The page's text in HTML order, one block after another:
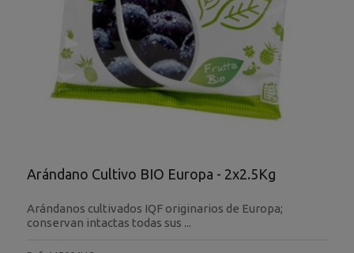
Arándano Cultivo BIO Europa - 2x2.5Kg
Arándanos cultivados IQF originarios de Europa;
conservan intactas todas sus ...